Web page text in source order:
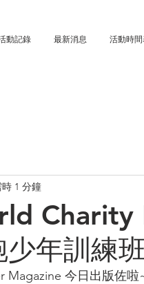
動記錄 最新消息 活動時
Charity
年訓練
1 分鐘
Magazine 今日出版佐